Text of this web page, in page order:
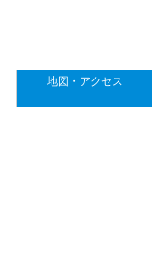
地図・アクセス